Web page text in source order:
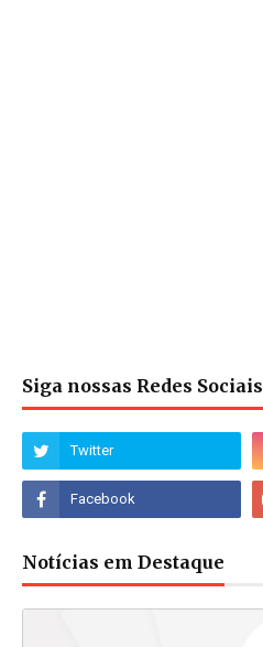
Siga nossas Redes Sociais
Notícias em Destaque